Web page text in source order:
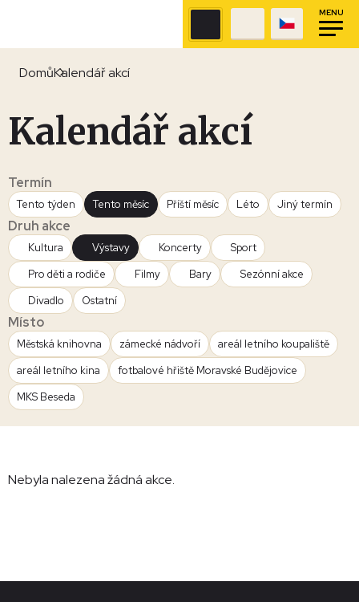
MENU
DomůKalendář akcí
Kalendář akcí
Termín
Tento týden Tento měsíc Příští měsíc Léto Jiný termín
Druh akce
Kultura Výstavy Koncerty
Sport
Pro děti a rodiče
Filmy Bary
Sezónní akce
Divadlo
Ostatní
Místo
Městská knihovna zámecké nádvoří
areál letního koupaliště
areál letního kina
fotbalové hřiště Moravské Budějovice
MKS Beseda
Nebyla nalezena žádná akce.